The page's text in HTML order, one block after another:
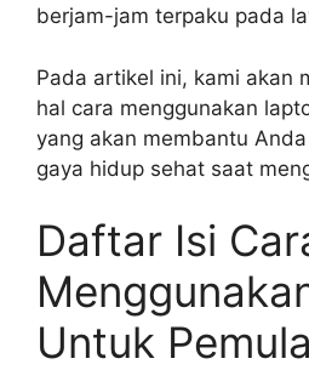
berjam-jam terpaku pada
Pada artikel ini, kami akan
hal cara menggunakan
yang akan membantu
gaya hidup sehat saat
Daftar Isi
Untuk Pemula